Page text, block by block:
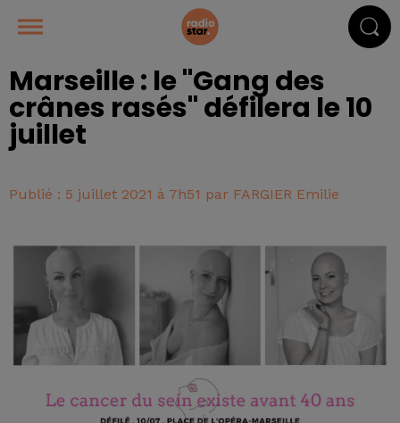
Marseille : le "Gang des
crânes rasés" défilera le 10
juillet
Publié : 5 juillet 2021 à 7h51 par FARGIER Emilie